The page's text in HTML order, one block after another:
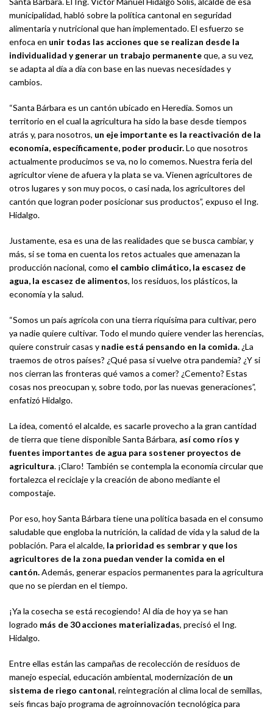
municipalidad, habló sobre la política cantonal en seguridad
alimentaria y nutricional que han implementado. El esfuerzo se
enfoca en unir todas las acciones que se realizan desde la
individualidad y generar un trabajo permanenteque, a su vez,
se adapta al día a día con base en las nuevas necesidades y
cambios.
“Santa Bárbara es un cantón ubicado en Heredia. Somos un
territorio en el cual la agricultura ha sido la base desde tiempos
atrás y, para nosotros, un eje importante es la reactivación de la
economía, específicamente, poder producir.Lo que nosotros
actualmente producimos se va, no lo comemos. Nuestra feria del
agricultor viene de afuera y la plata se va. Vienen agricultores de
otros lugares y son muy pocos, o casi nada, los agricultores del
cantón que logran poder posicionar sus productos”, expuso el Ing.
Hidalgo.
Justamente, esa es una de las realidades que se busca cambiar, y
más, si se toma en cuenta los retos actuales que amenazan la
producción nacional, como el cambio climático, la escasez de
agua, la escasez de alimentos, los residuos, los plásticos, la
economía y la salud.
“Somos un país agrícola con una tierra riquísima para cultivar, pero
ya nadie quiere cultivar. Todo el mundo quiere vender las herencias,
quiere construir casas y nadie está pensando en la comida. ¿La
traemos de otros países? ¿Qué pasa si vuelve otra pandemia? ¿Y si
nos cierran las fronteras qué vamos a comer? ¿Cemento? Estas
cosas nos preocupan y, sobre todo, por las nuevas generaciones”,
enfatizó Hidalgo.
La idea, comentó el alcalde, es sacarle provecho a la gran cantidad
de tierra que tiene disponible Santa Bárbara, así como ríos y
fuentes importantes de agua para sostener proyectos de
agricultura. ¡Claro! También se contempla la economía circular que
fortalezca el reciclaje y la creación de abono mediante el
compostaje.
Por eso, hoy Santa Bárbara tiene una política basada en el consumo
saludable que engloba la nutrición, la calidad de vida y la salud de la
población. Para el alcalde, la prioridad es sembrar y que los
agricultores de la zona puedan vender la comida en el
cantón.Además, generar espacios permanentes para la agricultura
que no se pierdan en el tiempo.
¡Ya la cosecha se está recogiendo! Al día de hoy ya se han
logrado más de 30 acciones materializadas, precisó el Ing.
Hidalgo.
Entre ellas están las campañas de recolección de residuos de
manejo especial, educación ambiental, modernización de un
sistema de riego cantonal, reintegración al clima local de semillas,
seis fincas bajo programa de agroinnovación tecnológica para